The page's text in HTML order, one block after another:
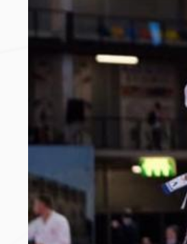
Sentenze Tribunale
Sport
Dispositivi
Dispositivi Corte Sportiva e
Spese per
Gare e
Archivio
Dove siamo
Comitati
Società
La
Cerca Società
Rassegna
Pubblicazioni